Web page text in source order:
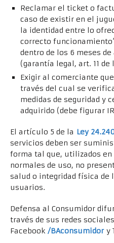
Reclamar el ticket o
caso de existir en el
la identidad entre lo
correcto
dentro de los 6 meses
(garantía legal, art. 11 de
Exigir al comerciante
través del cual se
medidas de seguridad y
adquirido (debe figurar
El artículo 5 de la Ley
servicios deben ser
forma tal que, utilizados
normales de uso, no
salud o integridad física de
usuarios.
Defensa al Consumidor
través de sus redes
Facebook /BAconsumidory